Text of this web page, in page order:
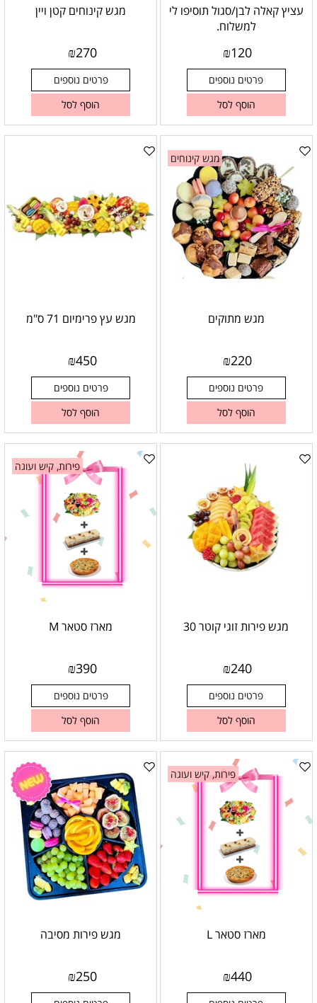
עציץ קאלה לבן/סגול תוסיפו לי
למשלוח.
₪120
פרטים נוספים
הוסף לסל
מגש קינוחים קטן ויין
₪270
פרטים נוספים
הוסף לסל
מגש קינוחים
מגש מתוקים
₪220
פרטים נוספים
הוסף לסל
מגש עץ פרימיום 71 ס"מ
₪450
פרטים נוספים
הוסף לסל
מגש פירות זוגי קוטר 30
₪240
פרטים נוספים
הוסף לסל
פירות, קיש ועוגה
מארז סטאר M
₪390
פרטים נוספים
הוסף לסל
פירות, קיש ועוגה
מארז סטאר L
₪440
מגש פירות מסיבה
₪250